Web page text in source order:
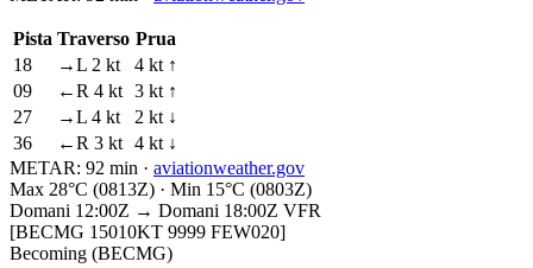
Pista Traverso Prua
18
→L 2 kt
4 kt ↑
09
←R 4 kt 3 kt ↑
27
→L 4 kt
2 kt ↓
36
←R 3 kt 4 kt ↓
METAR: 92 min · aviationweather.gov
Max 28°C (0813Z) · Min 15°C (0803Z)
Domani 12:00Z → Domani 18:00Z VFR
[BECMG 15010KT 9999 FEW020]
Becoming (BECMG)